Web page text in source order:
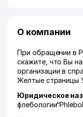
О компании
При обращении в
скажите, что Вы
организации в
Желтые страницы
Юридическое